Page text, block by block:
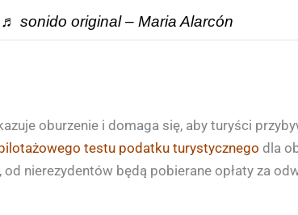
♬ sonido original – Maria Alarcón
oburzenie i domaga się, aby turyści
testu podatku turystycznego dla
nierezydentów będą pobierane opłaty za